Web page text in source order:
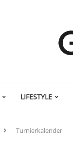
LIFESTYLE
Turnierkalender